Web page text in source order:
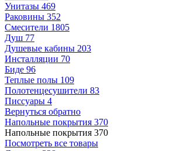
Унитазы 469
Раковины 352
Смесители 1805
Душ 77
Душевые кабины 203
Инсталляции 70
Биде 96
Теплые полы 109
Полотенцесушители 83
Писсуары 4
Вернуться обратно
Напольные покрытия 370
Напольные покрытия 370
Посмотреть все товары